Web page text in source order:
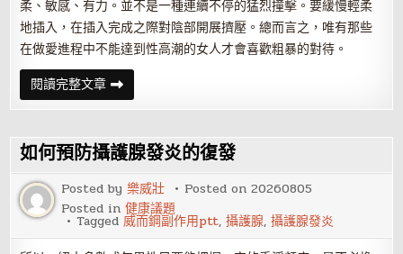
柔、敏感、有力。並不是一種連續不停的猛烈撞擊。要緩慢輕柔
地插入，在插入完成之際對陰部開展擠壓。總而言之，唯有那些
在做愛進程中不能達到性高潮的女人才會喜歡粗暴的對待。
閱讀完整文章女
性
快
達
性
高
潮
的
六
個
技
巧
如何預防攝護腺發炎的復發
Posted by樂威壯 Posted on20260805
Posted in健康議題
Tagged威而鋼副作用ptt,攝護腺,攝護腺發炎